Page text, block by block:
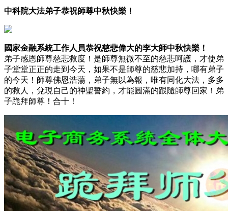
中科院大法弟子恭祝師尊中秋快樂！
國家金融系統工作人員恭祝慈悲偉大的李大師中秋快樂！
弟子感恩師尊慈悲救度！是師尊無微不至的慈悲呵護，才使弟
子堂堂正正的走到今天，如果不是師尊的慈悲加持，哪有弟子
的今天！師尊佛恩浩蕩，弟子無以為報，唯有同化大法，多多
的救人，兌現自己的神聖誓約，才能圓滿的跟隨師尊回家！弟
子跪拜師尊！合十！